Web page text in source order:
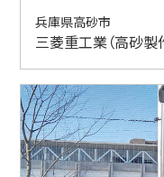
兵庫県高砂市
三菱重工業（高砂製